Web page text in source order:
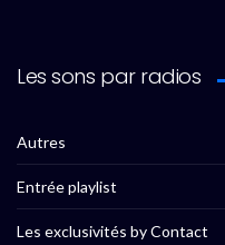
Les sons par radios
Autres
Entrée playlist
Les exclusivités by Contact